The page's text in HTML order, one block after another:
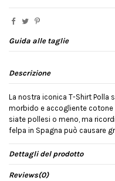
Guida alle taglie
Descrizione
La nostra iconica T-Shirt Polla
morbido e accogliente
siate pollesi o meno, ma
felpa in Spagna può causare
Dettagli del prodotto
Reviews(0)